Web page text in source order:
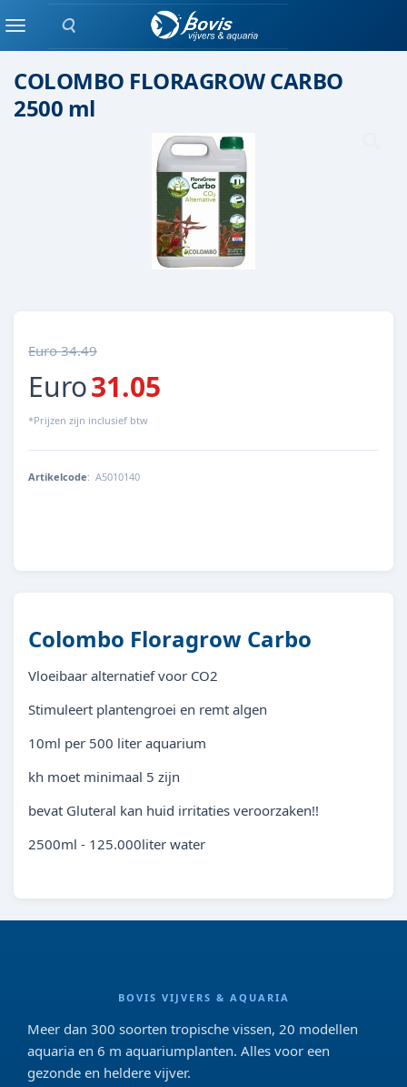
Zoeken
MenuPlant bemesting
COLOMBO FLORAGROW CARBO
2500 ml
Euro 34.49
Euro31.05
*Prijzen zijn inclusief btw
Artikelcode: A5010140
Colombo Floragrow Carbo
Vloeibaar alternatief voor CO2
Stimuleert plantengroei en remt algen
10ml per 500 liter aquarium
kh moet minimaal 5 zijn
bevat Gluteral kan huid irritaties veroorzaken!!
2500ml - 125.000liter water
BOVIS VIJVERS & AQUARIA
Meer dan 300 soorten tropische vissen, 20 modellen
aquaria en 6 m aquariumplanten. Alles voor een
gezonde en heldere vijver.